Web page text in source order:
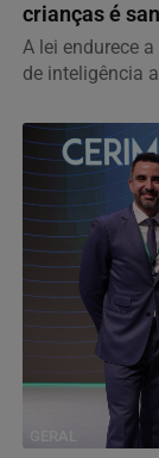
crianças é
A lei endurece
de inteligência